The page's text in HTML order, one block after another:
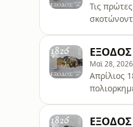
Τις
της
ΕΞΟΔΟΣ
Μαϊ 28, 2026
Απρίλιος
ΕΞΟΔΟΣ